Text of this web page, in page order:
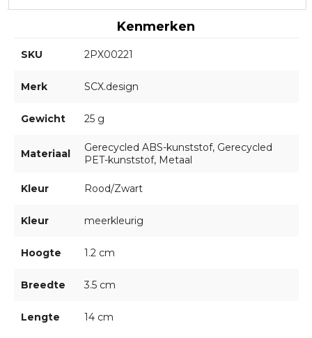
Kenmerken
SKU 2PX00221
Merk SCX.design
Gewicht 25 g
Materiaal
Gerecycled ABS-kunststof, Gerecycled
PET-kunststof, Metaal
Kleur Rood/Zwart
Kleur meerkleurig
Hoogte 1.2 cm
Breedte 3.5 cm
Lengte 14 cm